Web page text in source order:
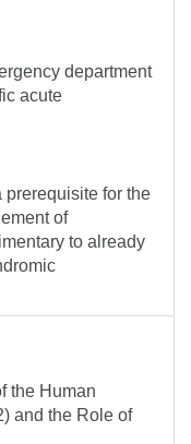
department
acute
prerequisite for the
of
to already
the Human
and the Role of